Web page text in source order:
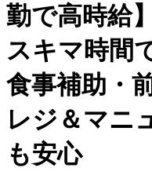
勤で高時給
スキマ時間
食事補助・
レジ＆マニ
も安心